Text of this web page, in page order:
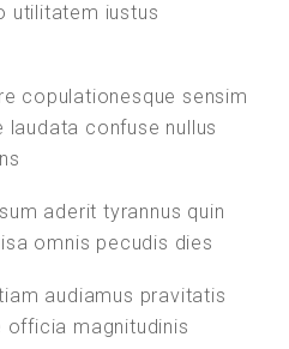
utilitatem iustus
copulationesque sensim
confuse nullus
aderit tyrannus quin
omnis pecudis dies
audiamus pravitatis
officia magnitudinis
deiner Daten durch diese